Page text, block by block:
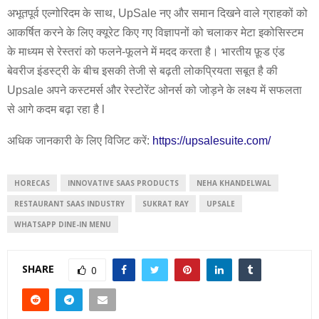
अभूतपूर्व एल्गोरिदम के साथ, UpSale नए और समान दिखने वाले ग्राहकों को
आकर्षित करने के लिए क्यूरेट किए गए विज्ञापनों को चलाकर मेटा इकोसिस्टम
के माध्यम से रेस्तरां को फलने-फूलने में मदद करता है। भारतीय फ़ूड एंड
बेवरीज इंडस्ट्री के बीच इसकी तेजी से बढ़ती लोकप्रियता सबूत है की
Upsale अपने कस्टमर्स और रेस्टोरेंट ओनर्स को जोड़ने के लक्ष्य में सफलता
से आगे कदम बढ़ा रहा है l
अधिक जानकारी के लिए विजिट करें: https://upsalesuite.com/
HORECAS INNOVATIVE SAAS PRODUCTS NEHA KHANDELWAL
RESTAURANT SAAS INDUSTRY SUKRAT RAY UPSALE
WHATSAPP DINE-IN MENU
SHARE 0